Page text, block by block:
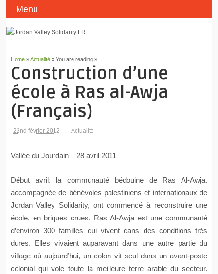
Menu
Home»Actualité» You are reading »
Construction d’une
école à Ras al-Awja
(Français)
22nd février 2012 Actualité
Vallée du Jourdain – 28 avril 2011
Début avril, la communauté bédouine de Ras Al-Awja,
accompagnée de bénévoles palestiniens et internationaux de
Jordan Valley Solidarity, ont commencé à reconstruire une
école, en briques crues. Ras Al-Awja est une communauté
d’environ 300 familles qui vivent dans des conditions très
dures. Elles vivaient auparavant dans une autre partie du
village où aujourd’hui, un colon vit seul dans un avant-poste
colonial qui vole toute la meilleure terre arable du secteur.